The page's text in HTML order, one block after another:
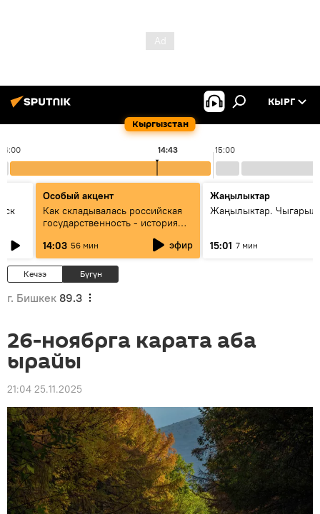
Кыргызстан
КЫРГ
14:00 15:00
14:43
Особый акцент
Как складывалась российская
государственность - история
России и геополитика Евразии
глазами аналитиков
14:03 56 мин эфир
Жаңылыктар
Жаңылыктар.
15:01 7 мин
Кечээ Бүгүн
г. Бишкек 89.3
26-ноябрга карата аба
ырайы
21:04 25.11.2025